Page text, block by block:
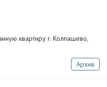
квартиру г. Колпашево,
Архив